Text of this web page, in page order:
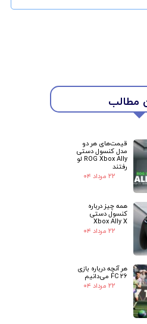
مطالب
قیمت‌های هر دو
مدل کنسول دستی
ROG Xbox Ally لو
رفتند
۲۲ مرداد ۰۴
همه چیز درباره
کنسول دستی
Xbox Ally X
۲۲ مرداد ۰۴
هر آنچه درباره بازی
FC 26 می‌دانیم
۲۲ مرداد ۰۴